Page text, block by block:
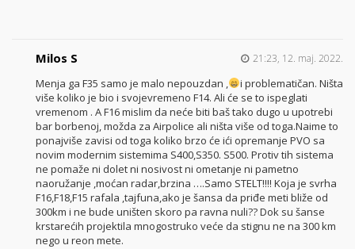
Milos S 21:23, 12. maj. 2022.
Menja ga F35 samo je malo nepouzdan ,
i problematičan. Ništa
više koliko je bio i svojevremeno F14. Ali će se to ispeglati
vremenom . A F16 mislim da neće biti baš tako dugo u upotrebi
bar borbenoj, možda za Airpolice ali ništa više od toga.Naime to
ponajviše zavisi od toga koliko brzo će ići opremanje PVO sa
novim modernim sistemima S400,S350. S500. Protiv tih sistema
ne pomaže ni dolet ni nosivost ni ometanje ni pametno
naoružanje ,moćan radar,brzina ….Samo STELT!!!! Koja je svrha
F16,F18,F15 rafala ,tajfuna,ako je šansa da priđe meti bliže od
300km i ne bude uništen skoro pa ravna nuli?? Dok su šanse
krstarećih projektila mnogostruko veće da stignu ne na 300 km
nego u reon mete.